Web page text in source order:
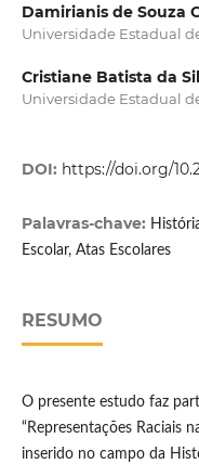
Damirianis de Souza
Universidade Estadual
Cristiane Batista da
Universidade Estadual
DOI: https://doi.org/
Palavras-chave:
Escolar, Atas Escolares
RESUMO
O presente estudo faz
“Representações Raciais
inserido no campo da